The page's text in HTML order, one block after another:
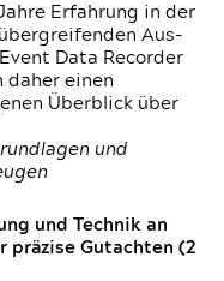
Erfahrung in der
Aus-
Data Recorder
daher einen
Überblick über
und
und Technik an
präzise Gutachten (2